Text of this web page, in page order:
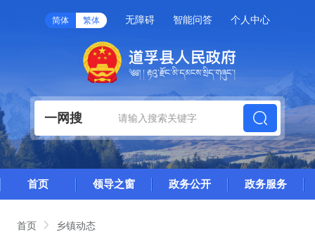
简体 繁体 无障碍 智能问答 个人中心
一网搜
首页 领导之窗 政务公开 政务服务
首页 乡镇动态